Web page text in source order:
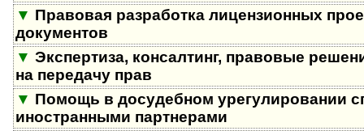
▼ Правовая разработка лицензионных
документов
▼ Экспертиза, консалтинг, правовые
на передачу прав
▼ Помощь в досудебном урегулировании
иностранными партнерами